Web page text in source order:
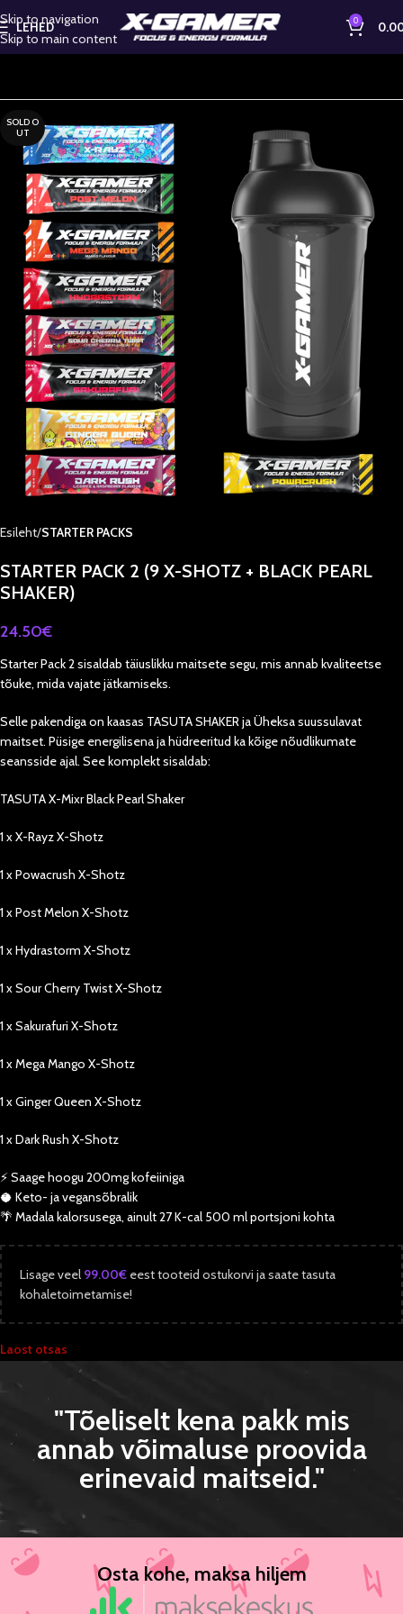
Skip to navigation
Skip to main content
LEHED 0
SOLD O
UT
Esileht STARTER PACKS
STARTER PACK 2 (9 X-SHOTZ + BLACK PEARL
SHAKER)
24.50€
Starter Pack 2 sisaldab täiuslikku maitsete segu, mis annab kvaliteetse
tõuke, mida vajate jätkamiseks.
Selle pakendiga on kaasas TASUTA SHAKER ja Üheksa suussulavat
maitset. Püsige energilisena ja hüdreeritud ka kõige nõudlikumate
seansside ajal. See komplekt sisaldab:
TASUTA X-Mixr Black Pearl Shaker
1 x X-Rayz X-Shotz
1 x Powacrush X-Shotz
1 x Post Melon X-Shotz
1 x Hydrastorm X-Shotz
1 x Sour Cherry Twist X-Shotz
1 x Sakurafuri X-Shotz
1 x Mega Mango X-Shotz
1 x Ginger Queen X-Shotz
1 x Dark Rush X-Shotz
⚡ ️Saage hoogu 200mg kofeiiniga
🥥 Keto- ja vegansõbralik
🌴 Madala kalorsusega, ainult 27 K-cal 500 ml portsjoni kohta
Lisage veel 99.00€ eest tooteid ostukorvi ja saate tasuta
kohaletoimetamise!
Laost otsas
"Tõeliselt kena pakk mis
annab võimaluse proovida
erinevaid maitseid."
Osta kohe, maksa hiljem